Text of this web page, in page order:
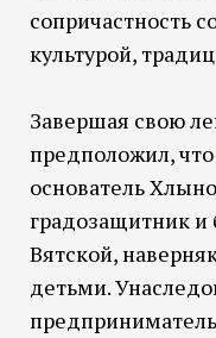
сопричастность
культурой,
Завершая свою
предположил, что
основатель
градозащитник
Вятской,
детьми.